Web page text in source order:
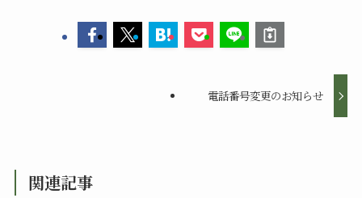
電話番号変更のお知らせ
関連記事